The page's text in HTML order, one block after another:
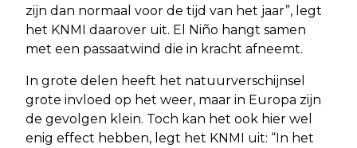
zijn dan normaal voor de tijd van het jaar”, legt
het KNMI daarover uit. El Niño hangt samen
met een passaatwind die in kracht afneemt.
In grote delen heeft het natuurverschijnsel
grote invloed op het weer, maar in Europa zijn
de gevolgen klein. Toch kan het ook hier wel
enig effect hebben, legt het KNMI uit: “In het